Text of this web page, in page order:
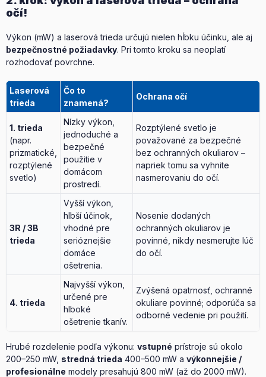
očí!
Výkon (mW) a laserová trieda určujú nielen hĺbku účinku, ale aj
bezpečnostné požiadavky. Pri tomto kroku sa neoplatí
rozhodovať povrchne.
Laserová
trieda
Čo to
znamená?
Ochrana očí
1. trieda
(napr.
prizmatické,
rozptýlené
svetlo)
Nízky výkon,
jednoduché a
bezpečné
použitie v
domácom
prostredí.
Rozptýlené svetlo je
považované za bezpečné
bez ochranných okuliarov –
napriek tomu sa vyhnite
nasmerovaniu do očí.
3R / 3B
trieda
Vyšší výkon,
hlbší účinok,
vhodné pre
serióznejšie
domáce
ošetrenia.
Nosenie dodaných
ochranných okuliarov je
povinné, nikdy nesmerujte lúč
do očí.
4. trieda
Najvyšší výkon,
určené pre
hlboké
ošetrenie tkanív.
Zvýšená opatrnosť, ochranné
okuliare povinné; odporúča sa
odborné vedenie pri použití.
Hrubé rozdelenie podľa výkonu: vstupné prístroje sú okolo
200–250 mW, stredná trieda 400–500 mW a výkonnejšie /
profesionálne modely presahujú 800 mW (až do 2000 mW).